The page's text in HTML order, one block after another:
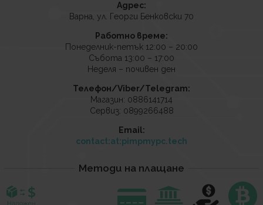
Адрес:
Варна, ул. Георги Бенковски 70
Работно време:
Понеделник-петък 12:00 – 20:00
Събота 13:00 – 17:00
Неделя – почивен ден
Телефон/Viber/Telegram:
Магазин: 0886141714
Сервиз: 0899266488
Email:
contact:at:pimpmypc.tech
Методи на плащане